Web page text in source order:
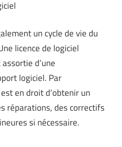
un cycle de vie du
licence de logiciel
d’une
logiciel. Par
en droit d’obtenir un
réparations, des correctifs
si nécessaire.